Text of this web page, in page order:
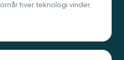
hver teknologi vinder,